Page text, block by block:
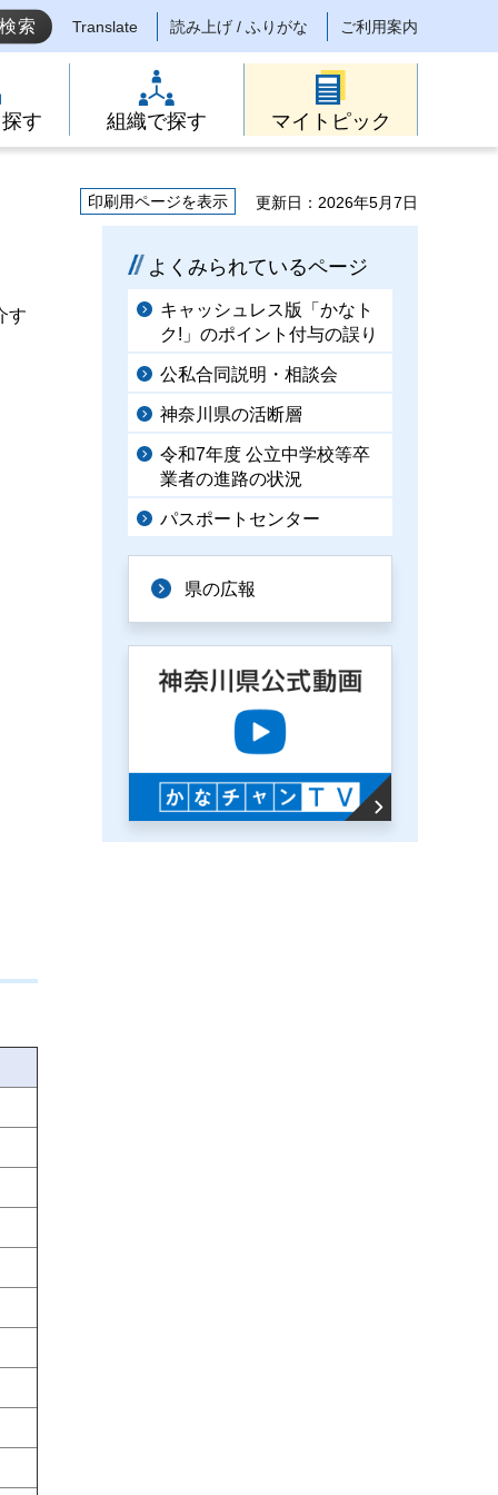
Translate 読み上げ / ふりがな ご利用案内
す 組織で探す マイトピック
印刷用ページを表示
更新日：2026年5月7日
す
よくみられているページ
キャッシュレス版「かなト
ク!」のポイント付与の誤り
公私合同説明・相談会
神奈川県の活断層
令和7年度 公立中学校等卒
業者の進路の状況
パスポートセンター
県の広報